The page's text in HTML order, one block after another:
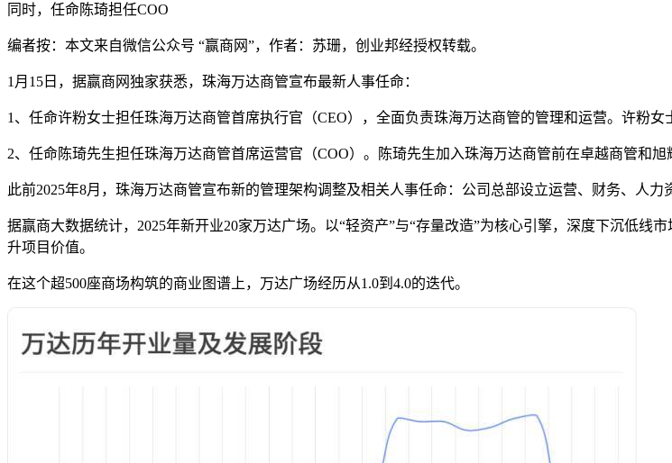
同时，任命陈琦担任COO
编者按：本文来自微信公众号 “赢商网”，作者：苏珊，创业邦经授权转载。
1月15日，据赢商网独家获悉，珠海万达商管宣布最新人事任命：
1、任命许粉女士担任珠海万达商管首席执行官（CEO），全面负责珠海万达商管的管理和运营。许粉女
2、任命陈琦先生担任珠海万达商管首席运营官（COO）。陈琦先生加入珠海万达商管前在卓越商管和
此前2025年8月，珠海万达商管宣布新的管理架构调整及相关人事任命：公司总部设立运营、财务、人
据赢商大数据统计，2025年新开业20家万达广场。以“轻资产”与“存量改造”为核心引擎，深度下沉低
升项目价值。
在这个超500座商场构筑的商业图谱上，万达广场经历从1.0到4.0的迭代。